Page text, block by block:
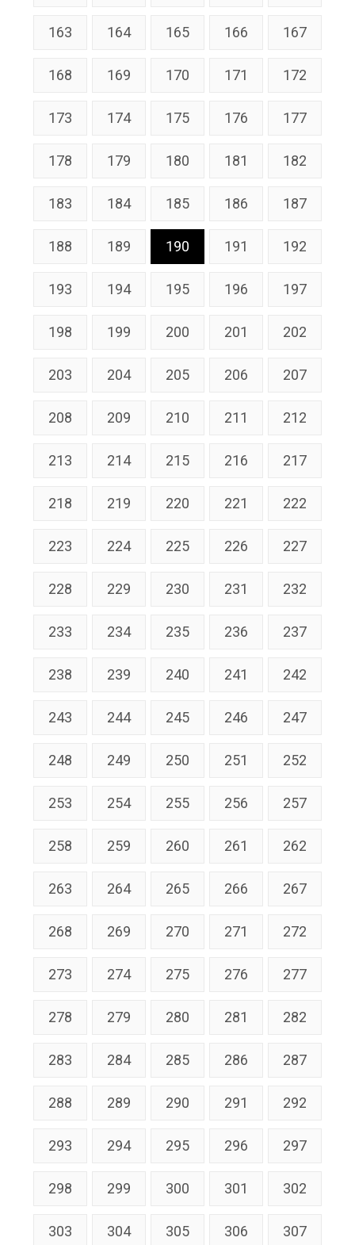
163 164 165 166 167
168 169 170 171 172
173 174 175 176 177
178 179 180 181 182
183 184 185 186 187
188 189 190 191 192
193 194 195 196 197
198 199 200 201 202
203 204 205 206 207
208 209 210 211 212
213 214 215 216 217
218 219 220 221 222
223 224 225 226 227
228 229 230 231 232
233 234 235 236 237
238 239 240 241 242
243 244 245 246 247
248 249 250 251 252
253 254 255 256 257
258 259 260 261 262
263 264 265 266 267
268 269 270 271 272
273 274 275 276 277
278 279 280 281 282
283 284 285 286 287
288 289 290 291 292
293 294 295 296 297
298 299 300 301 302
303 304 305 306 307